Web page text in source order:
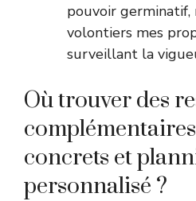
pouvoir germinatif,
volontiers mes
surveillant la
Où trouver des
concrets et
personnalisé ?